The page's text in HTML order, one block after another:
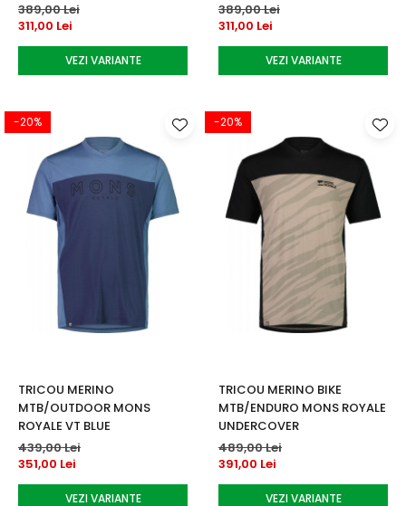
389,00 Lei
311,00 Lei
VEZI VARIANTE
389,00 Lei
311,00 Lei
VEZI VARIANTE
-20%
TRICOU MERINO
MTB/OUTDOOR MONS
ROYALE VT BLUE
439,00 Lei
351,00 Lei
VEZI VARIANTE
-20%
TRICOU MERINO BIKE
MTB/ENDURO MONS ROYALE
UNDERCOVER
489,00 Lei
391,00 Lei
VEZI VARIANTE